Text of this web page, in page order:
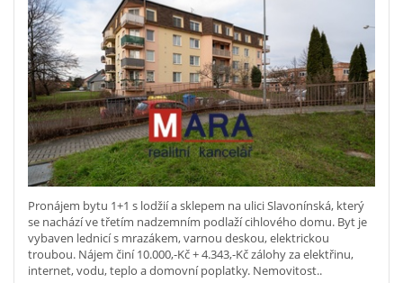
Pronájem bytu 1+1 s lodžií a sklepem na ulici Slavonínská, který
se nachází ve třetím nadzemním podlaží cihlového domu. Byt je
vybaven lednicí s mrazákem, varnou deskou, elektrickou
troubou. Nájem činí 10.000,-Kč + 4.343,-Kč zálohy za elektřinu,
internet, vodu, teplo a domovní poplatky. Nemovitost..